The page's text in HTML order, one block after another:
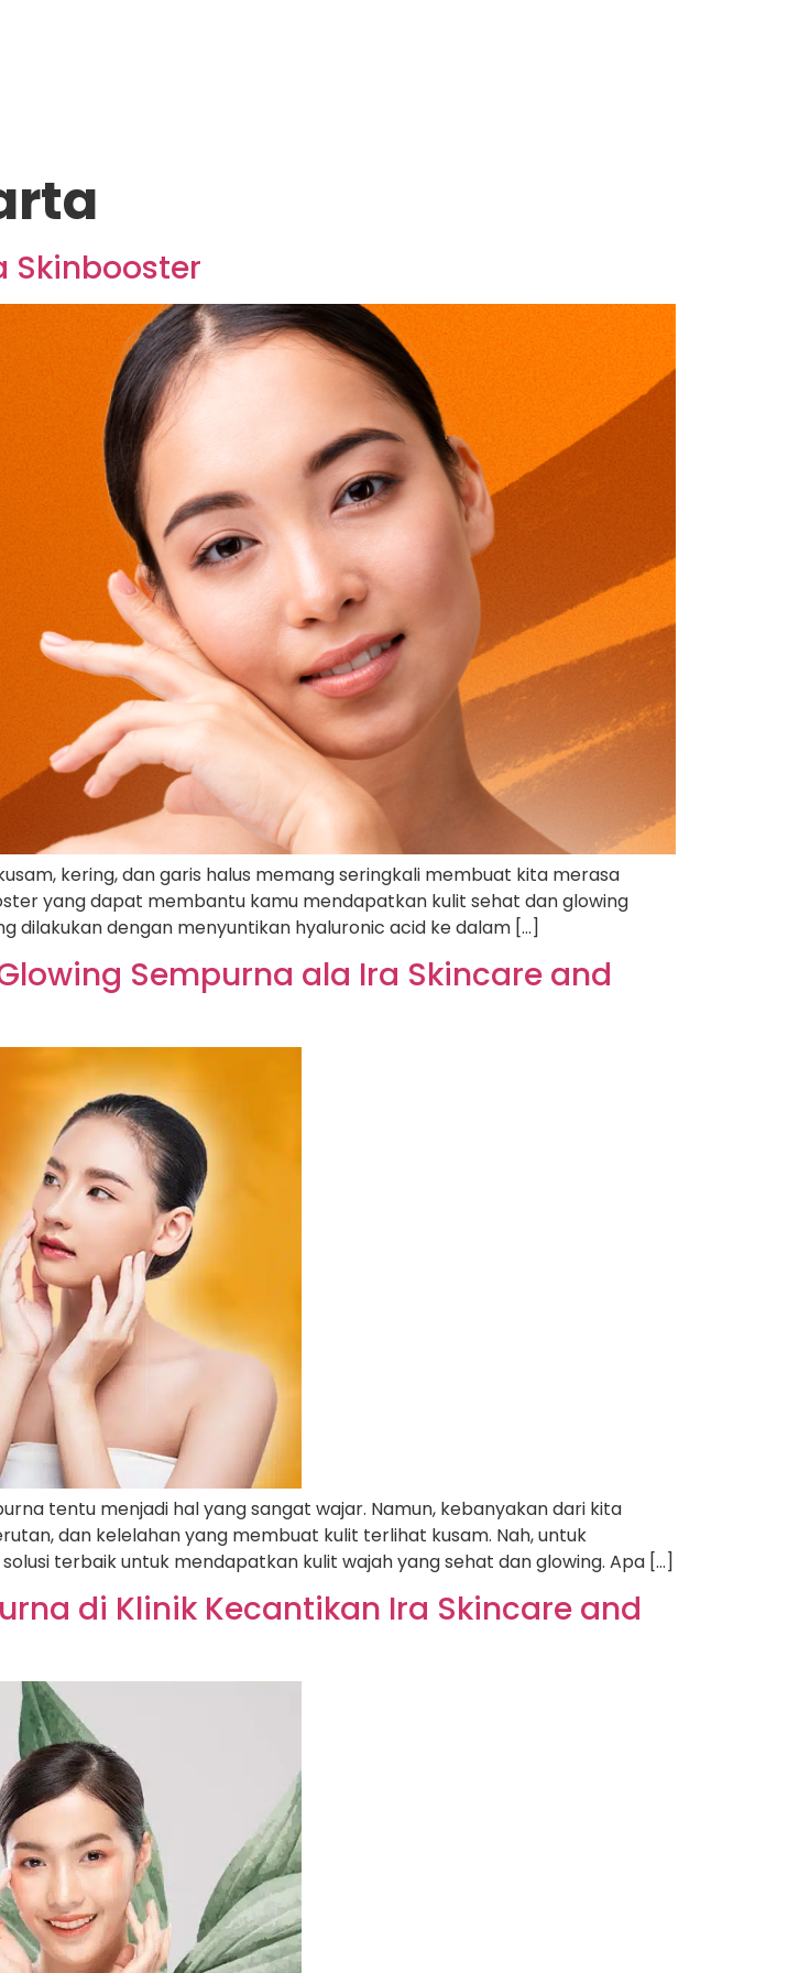
Skinbooster
kering, dan garis halus memang seringkali membuat kita merasa
yang dapat membantu kamu mendapatkan kulit sehat dan glowing
dilakukan dengan menyuntikan hyaluronic acid ke dalam […]
Sempurna ala Ira Skincare and
tentu menjadi hal yang sangat wajar. Namun, kebanyakan dari kita
dan kelelahan yang membuat kulit terlihat kusam. Nah, untuk
terbaik untuk mendapatkan kulit wajah yang sehat dan glowing. Apa […]
di Klinik Kecantikan Ira Skincare and